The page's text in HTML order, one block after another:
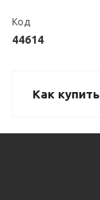
Код
44614
Как купить